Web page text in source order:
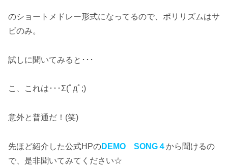
のショートメドレー形式になってるので、ポリリズムはサ
ビのみ。
試しに聞いてみると･･･
こ、これは･･･Σ(ﾟдﾟ;)
意外と普通だ！(笑)
先ほど紹介した公式HPのDEMO SONG４から聞けるの
で、是非聞いてみてください☆